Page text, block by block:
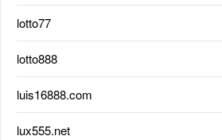
lotto77
lotto888
luis16888.com
lux555.net